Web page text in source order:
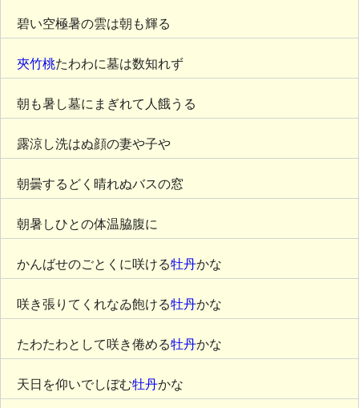
碧い空極暑の雲は朝も輝る
夾竹桃たわわに墓は数知れず
朝も暑し墓にまぎれて人餓うる
露涼し洗はぬ顔の妻や子や
朝曇するどく晴れぬバスの窓
朝暑しひとの体温脇腹に
かんばせのごとくに咲ける牡丹かな
咲き張りてくれなゐ飽ける牡丹かな
たわたわとして咲き倦める牡丹かな
天日を仰いでしぼむ牡丹かな